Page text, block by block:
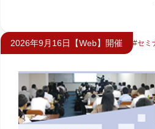
2026年9月16日【Web】開催 セミ